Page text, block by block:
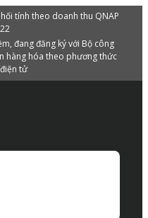
tính theo doanh thu QNAP
đang đăng ký với Bộ công
hàng hóa theo phương thức
tử